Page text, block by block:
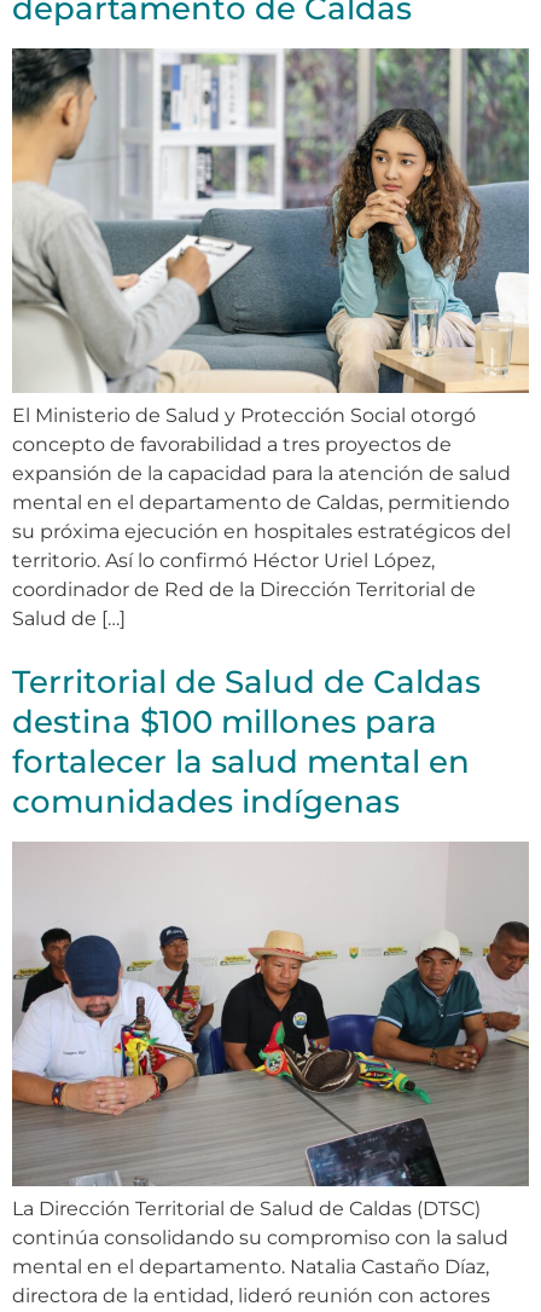
departamento de Caldas
El Ministerio de Salud y Protección Social otorgó
concepto de favorabilidad a tres proyectos de
expansión de la capacidad para la atención de salud
mental en el departamento de Caldas, permitiendo
su próxima ejecución en hospitales estratégicos del
territorio. Así lo confirmó Héctor Uriel López,
coordinador de Red de la Dirección Territorial de
Salud de […]
Territorial de Salud de Caldas
destina $100 millones para
fortalecer la salud mental en
comunidades indígenas
La Dirección Territorial de Salud de Caldas (DTSC)
continúa consolidando su compromiso con la salud
mental en el departamento. Natalia Castaño Díaz,
directora de la entidad, lideró reunión con actores